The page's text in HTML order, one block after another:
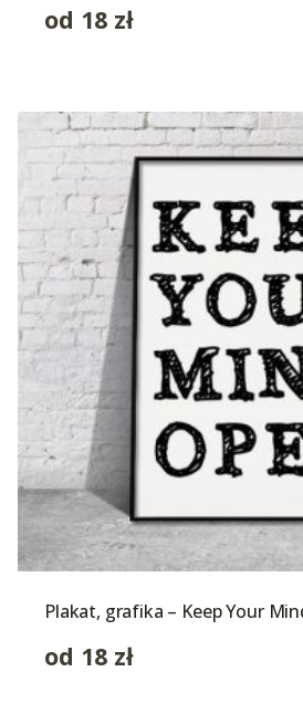
od 18 zł
Plakat, grafika – Keep Your
od 18 zł